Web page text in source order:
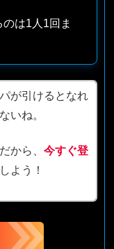
は1人1回ま
が引けるとなれ
いね。
から、今すぐ登
よう！